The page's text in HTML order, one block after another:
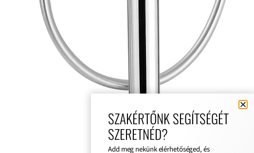
SZAKÉRTŐNK SEGÍTSÉGÉT
SZERETNÉD?
Add meg nekünk elérhetőséged, és